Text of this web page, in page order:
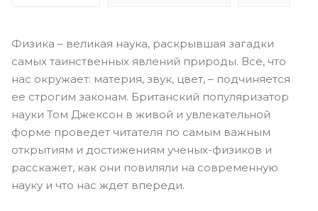
Физика – великая наука, раскрывшая загадки
самых таинственных явлений природы. Все, что
нас окружает: материя, звук, цвет, – подчиняется
ее строгим законам. Британский популяризатор
науки Том Джексон в живой и увлекательной
форме проведет читателя по самым важным
открытиям и достижениям ученых-физиков и
расскажет, как они повиляли на современную
науку и что нас ждет впереди.